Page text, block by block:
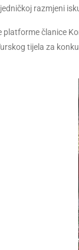
razmjeni
članice
tijela za